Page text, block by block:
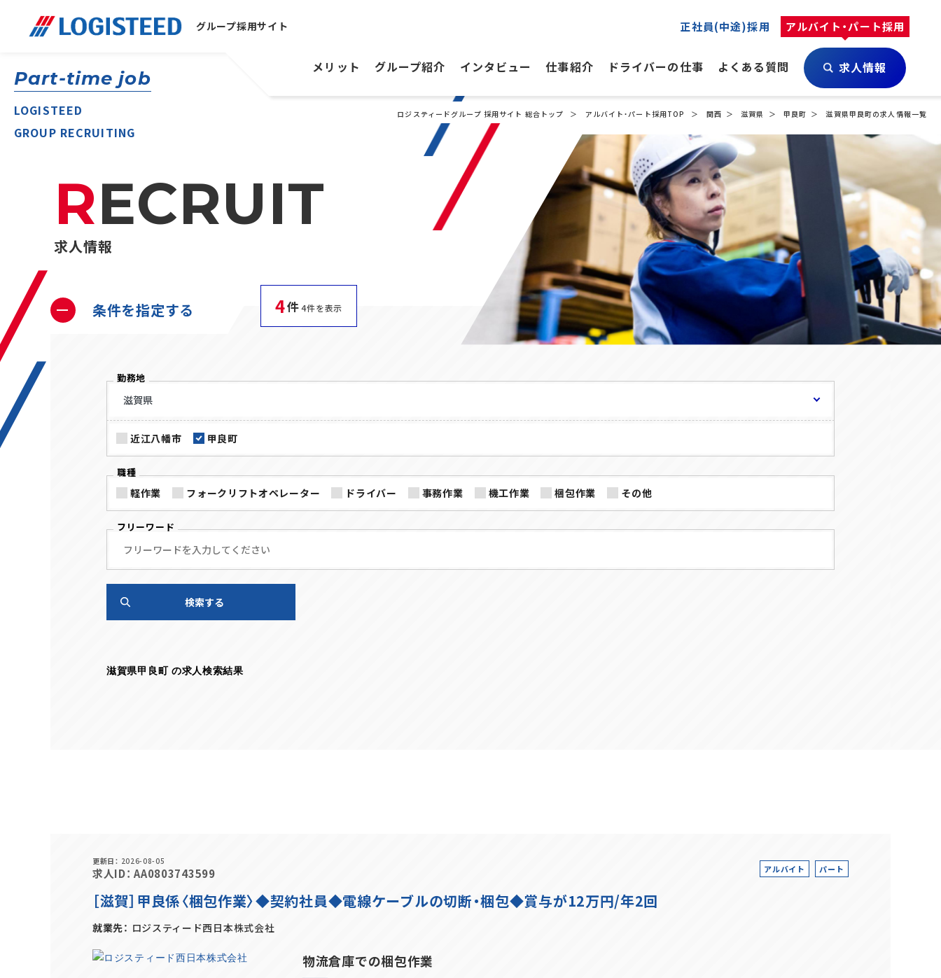
グループ採用サイト 正社員(中途)採用 アルバイト・パート採用
メリット グループ紹介 インタビュー 仕事紹介 ドライバーの仕事 よくある質問 求人情報
正社員(中途)採用
Part-time job
LOGISTEED
GROUP RECRUITING
ロジスティードグループ 採用サイト 総合トップ アルバイト・パート採用TOP 関西 滋賀県 甲良町 滋賀県甲良町の求人情報一覧
RECRUIT
求人情報
4件 4件を表示
条件を指定する
勤務地
近江八幡市 甲良町
職種
軽作業 フォークリフトオペレーター ドライバー 事務作業 機工作業 梱包作業 その他
フリーワード
滋賀県甲良町 の求人検索結果
更新日 2026-08-05
求人ID AA0803743599 アルバイト パート
［滋賀］甲良係〈梱包作業〉◆契約社員◆電線ケーブルの切断・梱包◆賞与が12万円/年2回
就業先 ロジスティード西日本株式会社
物流倉庫での梱包作業